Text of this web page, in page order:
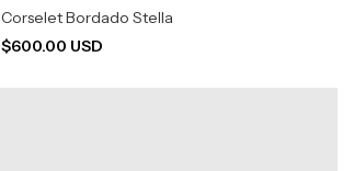
Corselet Bordado Stella
$600.00 USD